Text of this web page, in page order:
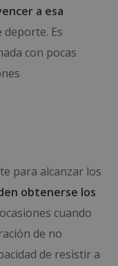
a esa
Es
con pocas
para alcanzar los
obtenerse los
cuando
de no
de resistir a